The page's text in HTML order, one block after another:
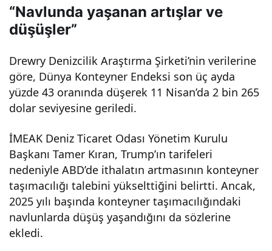
“Navlunda yaşanan artışlar ve
düşüşler”
Drewry Denizcilik Araştırma Şirketi’nin verilerine
göre, Dünya Konteyner Endeksi son üç ayda
yüzde 43 oranında düşerek 11 Nisan’da 2 bin 265
dolar seviyesine geriledi.
İMEAK Deniz Ticaret Odası Yönetim Kurulu
Başkanı Tamer Kıran, Trump’ın tarifeleri
nedeniyle ABD’de ithalatın artmasının konteyner
taşımacılığı talebini yükselttiğini belirtti. Ancak,
2025 yılı başında konteyner taşımacılığındaki
navlunlarda düşüş yaşandığını da sözlerine
ekledi.
örd
eki
deği
şiml
er
neyi
gös